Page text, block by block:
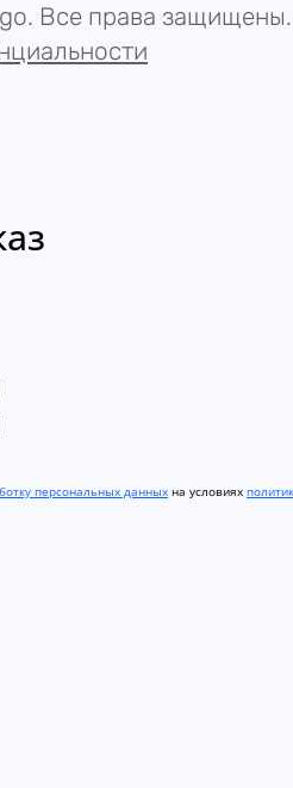
Все права защищены.
персональных данных на условиях